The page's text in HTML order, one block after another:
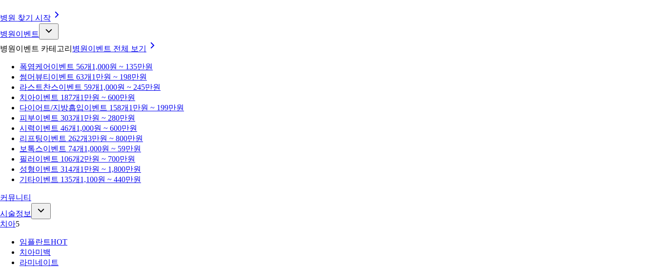
병원 찾기 시작
병원이벤트
병원이벤트 카테고리 병원이벤트 전체 보기
폭염케어 이벤트 56개 1,000원 ~ 135만원
썸머뷰티 이벤트 63개 1만원 ~ 198만원
라스트찬스이벤트 59개 1,000원 ~ 245만원
치아이벤트 187개 1만원 ~ 600만원
다이어트/지방흡입이벤트 158개 1만원 ~ 199만원
피부이벤트 303개 1만원 ~ 280만원
시력이벤트 46개 1,000원 ~ 600만원
리프팅이벤트 262개3만원 ~ 800만원
보톡스이벤트 74개 1,000원 ~ 59만원
필러 이벤트 106개 2만원 ~ 700만원
성형이벤트 314개 1만원 ~ 1,800만원
기타이벤트 135개 1,100원 ~ 440만원
커뮤니티
시술정보
치아5
임플란트HOT
치아미백
라미네이트